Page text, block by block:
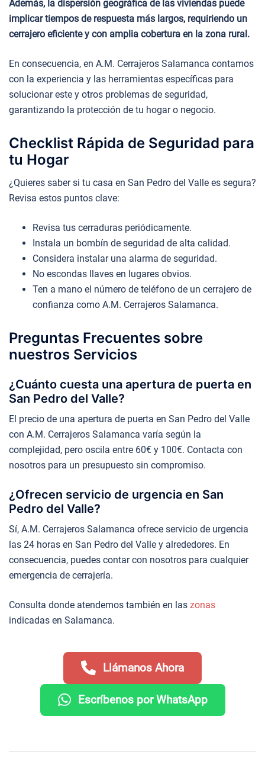
Además, la dispersión geográfica de las viviendas puede
implicar tiempos de respuesta más largos, requiriendo un
cerrajero eficiente y con amplia cobertura en la zona rural.
En consecuencia, en A.M. Cerrajeros Salamanca contamos
con la experiencia y las herramientas específicas para
solucionar este y otros problemas de seguridad,
garantizando la protección de tu hogar o negocio.
Checklist Rápida de Seguridad para
tu Hogar
¿Quieres saber si tu casa en San Pedro del Valle es segura?
Revisa estos puntos clave:
Revisa tus cerraduras periódicamente.
Instala un bombín de seguridad de alta calidad.
Considera instalar una alarma de seguridad.
No escondas llaves en lugares obvios.
Ten a mano el número de teléfono de un cerrajero de
confianza como A.M. Cerrajeros Salamanca.
Preguntas Frecuentes sobre
nuestros Servicios
¿Cuánto cuesta una apertura de puerta en
San Pedro del Valle?
El precio de una apertura de puerta en San Pedro del Valle
con A.M. Cerrajeros Salamanca varía según la
complejidad, pero oscila entre 60€ y 100€. Contacta con
nosotros para un presupuesto sin compromiso.
¿Ofrecen servicio de urgencia en San
Pedro del Valle?
Sí, A.M. Cerrajeros Salamanca ofrece servicio de urgencia
las 24 horas en San Pedro del Valle y alrededores. En
consecuencia, puedes contar con nosotros para cualquier
emergencia de cerrajería.
Consulta donde atendemos también en las zonas
indicadas en Salamanca.
Llámanos Ahora
Escríbenos por WhatsApp